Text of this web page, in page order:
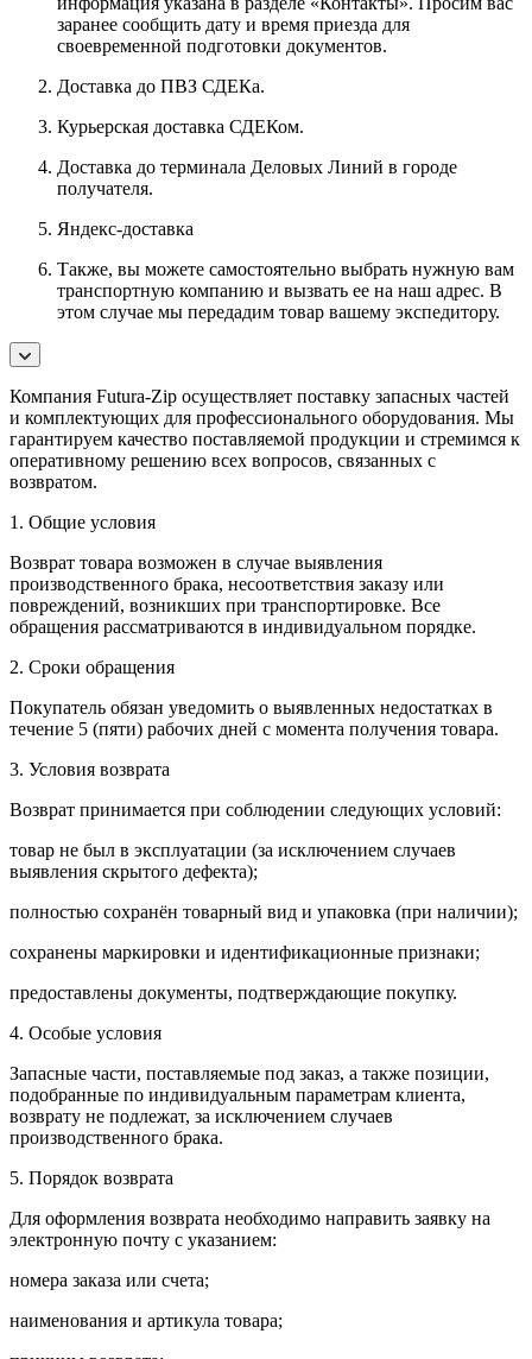
заранее сообщить дату и время приезда для
своевременной подготовки документов.
Доставка до ПВЗ СДЕКа.
Курьерская доставка СДЕКом.
Доставка до терминала Деловых Линий в городе
получателя.
Яндекс-доставка
Также, вы можете самостоятельно выбрать нужную вам
транспортную компанию и вызвать ее на наш адрес. В
этом случае мы передадим товар вашему экспедитору.
Компания Futura-Zip осуществляет поставку запасных частей
и комплектующих для профессионального оборудования. Мы
гарантируем качество поставляемой продукции и стремимся к
оперативному решению всех вопросов, связанных с
возвратом.
1. Общие условия
Возврат товара возможен в случае выявления
производственного брака, несоответствия заказу или
повреждений, возникших при транспортировке. Все
обращения рассматриваются в индивидуальном порядке.
2. Сроки обращения
Покупатель обязан уведомить о выявленных недостатках в
течение 5 (пяти) рабочих дней с момента получения товара.
3. Условия возврата
Возврат принимается при соблюдении следующих условий:
товар не был в эксплуатации (за исключением случаев
выявления скрытого дефекта);
полностью сохранён товарный вид и упаковка (при наличии);
сохранены маркировки и идентификационные признаки;
предоставлены документы, подтверждающие покупку.
4. Особые условия
Запасные части, поставляемые под заказ, а также позиции,
подобранные по индивидуальным параметрам клиента,
возврату не подлежат, за исключением случаев
производственного брака.
5. Порядок возврата
Для оформления возврата необходимо направить заявку на
электронную почту с указанием:
номера заказа или счета;
наименования и артикула товара;